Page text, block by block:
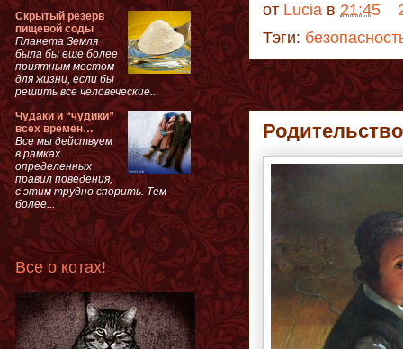
от Lucia в 21:45
Тэги:
Скрытый резерв
пищевой соды
Планета Земля
была бы еще более
приятным местом
для жизни, если бы
решить все человеческие...
Чудаки и “чудики”
всех времен…
Все мы действуем
в рамках
определенных
правил поведения,
с этим трудно спорить. Тем
более...
Все о котах!